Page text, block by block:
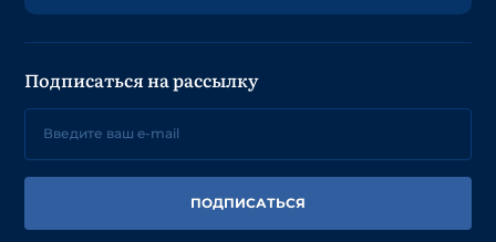
Подписаться на рассылку
ПОДПИСАТЬСЯ